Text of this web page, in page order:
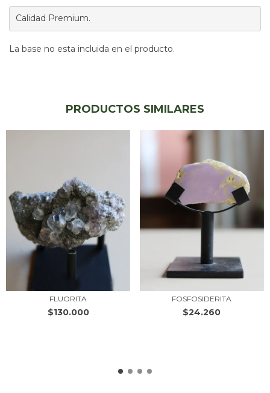
Calidad Premium.
La base no esta incluida en el producto.
PRODUCTOS SIMILARES
FLUORITA
$130.000
FOSFOSIDERITA
$24.260